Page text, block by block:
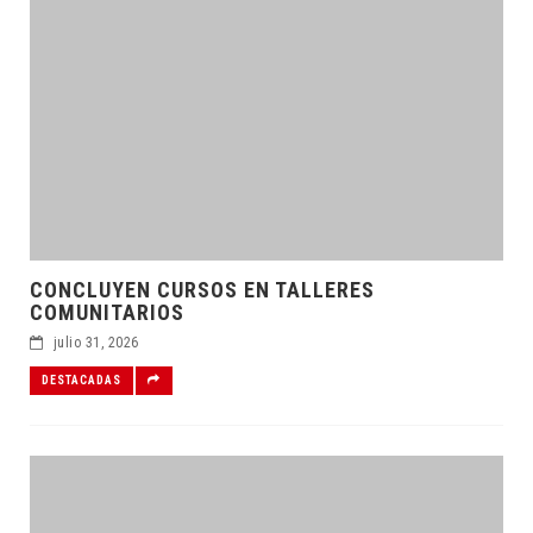
CONCLUYEN CURSOS EN TALLERES
COMUNITARIOS
julio 31, 2026
DESTACADAS